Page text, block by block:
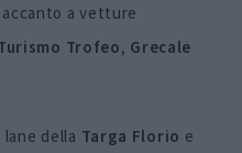
accanto a vetture
Trofeo, Grecale
della Targa Florio e